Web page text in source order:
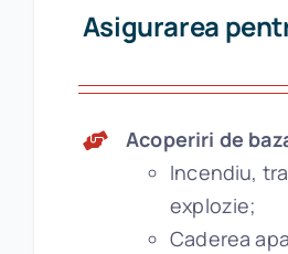
Asigurarea
Acoperiri de
Incendiu,
explozie;
Caderea